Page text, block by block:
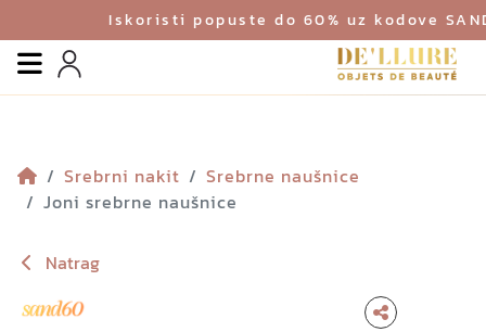
Iskoristi popuste do 60% uz kodove
Izbornik
Profil
Srebrni nakit
Srebrne naušnice
Joni srebrne naušnice
Natrag